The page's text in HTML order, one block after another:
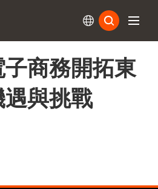
商務開拓東
遇與挑戰